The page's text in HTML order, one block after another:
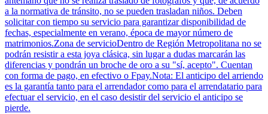
a la normativa de tránsito, no se pueden trasladan niños. Deben
solicitar con tiempo su servicio para garantizar disponibilidad de
fechas, especialmente en verano, época de mayor número de
matrimonios.Zona de servicioDentro de Región Metropolitana no se
podrán resistir a esta joya clásica, sin lugar a dudas marcarán las
diferencias y pondrán un broche de oro a su "sí, acepto". Cuentan
con forma de pago, en efectivo o Fpay.Nota: El anticipo del arriendo
es la garantía tanto para el arrendador como para el arrendatario para
efectuar el servicio, en el caso desistir del servicio el anticipo se
pierde.